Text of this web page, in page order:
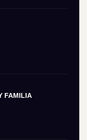
FAMILIA